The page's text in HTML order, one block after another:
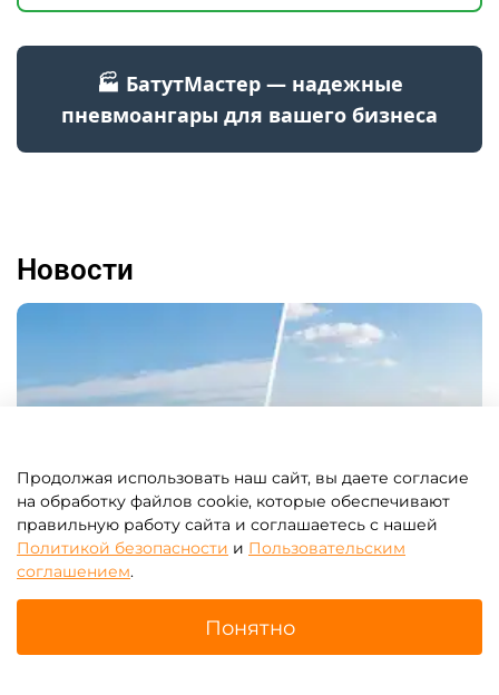
🏭 БатутМастер — надежные
пневмоангары для вашего бизнеса
Новости
Продолжая использовать наш сайт, вы даете согласие
на обработку файлов cookie, которые обеспечивают
правильную работу сайта и соглашаетесь с нашей
Политикой безопасности и Пользовательским
соглашением.
Понятно